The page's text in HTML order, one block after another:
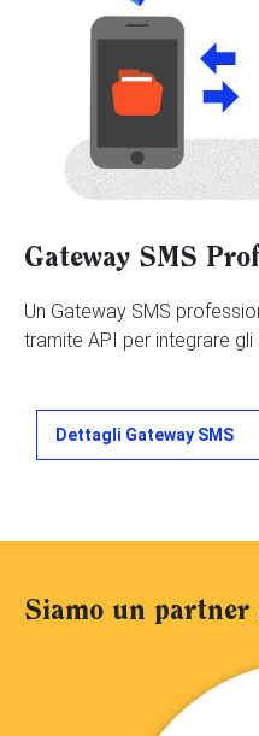
Gateway SMS
Un Gateway SMS
tramite API per integrare
Dettagli Gateway SMS
Siamo un partner